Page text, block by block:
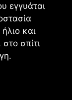
εγγυάται
και
σπίτι